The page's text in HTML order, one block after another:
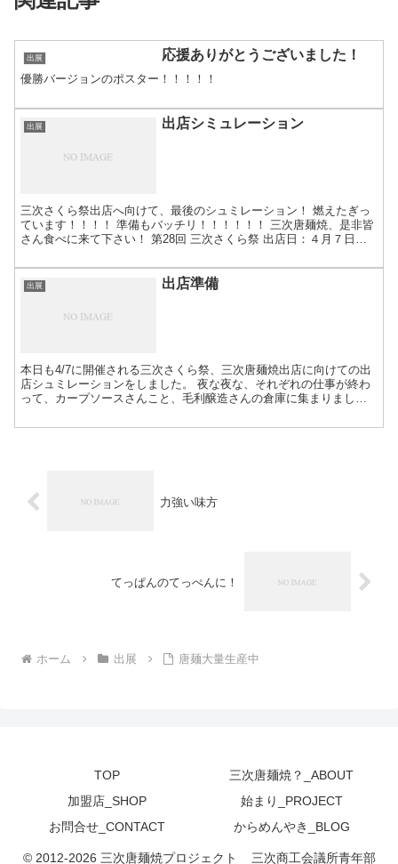
出展 応援ありがとうございました！
優勝バージョンのポスター！！！！！
出展 出店シミュレーション
三次さくら祭出店へ向けて、最後のシュミレーション！ 燃えたぎっ
ています！！！！ 準備もバッチリ！！！！！！ 三次唐麺焼、是非皆
さん食べに来て下さい！ 第28回 三次さくら祭 出店日：４月７日
出展 出店準備
本日も4/7に開催される三次さくら祭、三次唐麺焼出店に向けての出
店シュミレーションをしました。 夜な夜な、それぞれの仕事が終わ
って、カープソースさんこと、毛利醸造さんの倉庫に集まりまし
力強い味方
てっぱんのてっぺんに！
ホーム 出展 唐麺大量生産中
TOP
三次唐麺焼？_ABOUT
加盟店_SHOP
始まり_PROJECT
お問合せ_CONTACT
からめんやき_BLOG
© 2012-2026 三次唐麺焼プロジェクト _ 三次商工会議所青年部